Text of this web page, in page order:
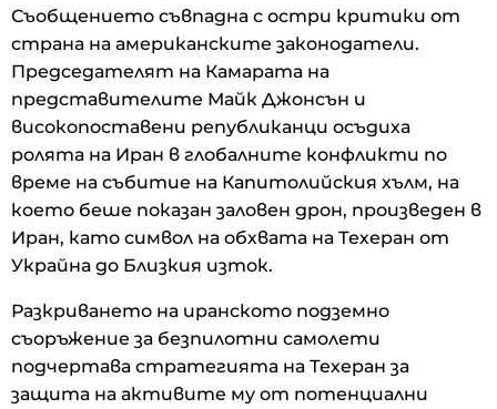
Съобщението съвпадна с остри критики от
страна на американските законодатели.
Председателят на Камарата на
представителите Майк Джонсън и
високопоставени републиканци осъдиха
ролята на Иран в глобалните конфликти по
време на събитие на Капитолийския хълм, на
което беше показан заловен дрон, произведен в
Иран, като символ на обхвата на Техеран от
Украйна до Близкия изток.
Разкриването на иранското подземно
съоръжение за безпилотни самолети
подчертава стратегията на Техеран за
защита на активите му от потенциални